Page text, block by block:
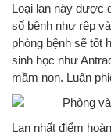
Loại lan này được
số bệnh như rệp
phòng bệnh sẽ tốt
sinh học như
mầm non. Luân
Lan nhất điểm